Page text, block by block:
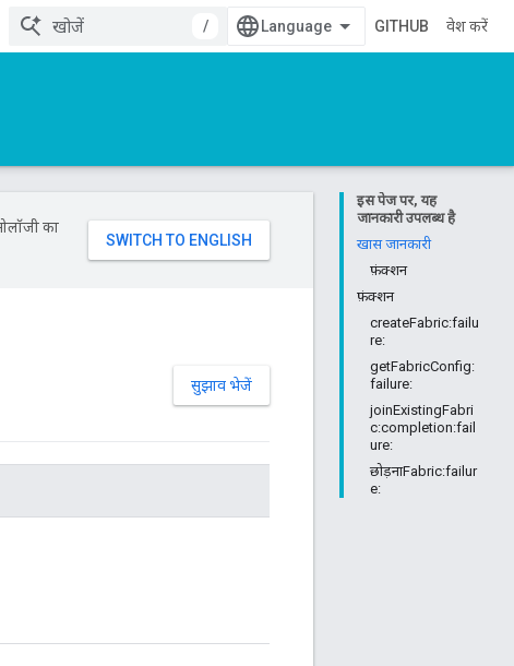
/
GITHUB प्रवेश करें
इस पेज पर, यह
जानकारी उपलब्ध है
खास जानकारी
फ़ंक्शन
फ़ंक्शन
createFabric:failu
re:
getFabricConfig:
failure:
joinExistingFabri
c:completion:fail
ure:
छोड़नाFabric:failur
e:
का
सुझाव भेजें